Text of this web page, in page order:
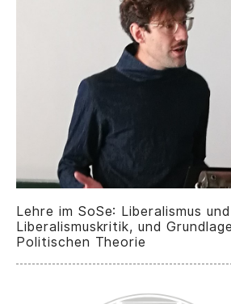
Lehre im SoSe: Liberalismus und
Liberalismuskritik, und
Politischen Theorie